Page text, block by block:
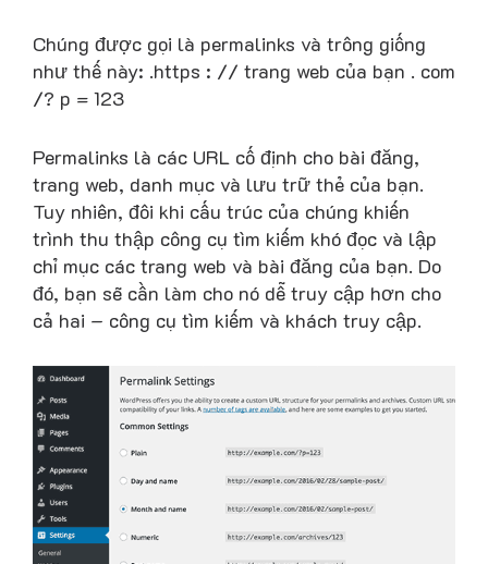
Chúng được gọi là permalinks và trông giống
như thế này: .https : // trang web của bạn . com
/? p = 123
Permalinks là các URL cố định cho bài đăng,
trang web, danh mục và lưu trữ thẻ của bạn.
Tuy nhiên, đôi khi cấu trúc của chúng khiến
trình thu thập công cụ tìm kiếm khó đọc và lập
chỉ mục các trang web và bài đăng của bạn. Do
đó, bạn sẽ cần làm cho nó dễ truy cập hơn cho
cả hai – công cụ tìm kiếm và khách truy cập.